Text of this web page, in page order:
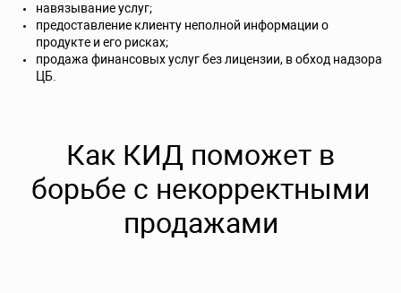
навязывание услуг;
предоставление клиенту неполной информации о
продукте и его рисках;
продажа финансовых услуг без лицензии, в обход надзора
ЦБ.
Как КИД поможет в
борьбе с некорректными
продажами